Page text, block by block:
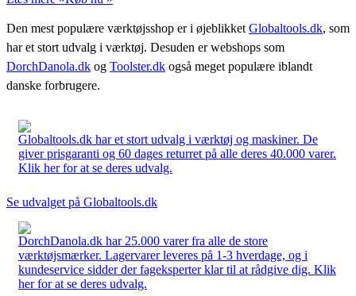
Den mest populære værktøjsshop er i øjeblikket Globaltools.dk, som
har et stort udvalg i værktøj. Desuden er webshops som
DorchDanola.dk og Toolster.dk også meget populære iblandt
danske forbrugere.
Globaltools.dk har et stort udvalg i værktøj og maskiner. De
giver prisgaranti og 60 dages returret på alle deres 40.000 varer.
Klik her for at se deres udvalg.
Se udvalget på Globaltools.dk
DorchDanola.dk har 25.000 varer fra alle de store
værktøjsmærker. Lagervarer leveres på 1-3 hverdage, og i
kundeservice sidder der fageksperter klar til at rådgive dig. Klik
her for at se deres udvalg.